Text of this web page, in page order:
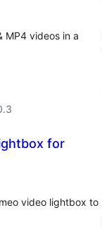
MP4 videos in a
for
video lightbox to